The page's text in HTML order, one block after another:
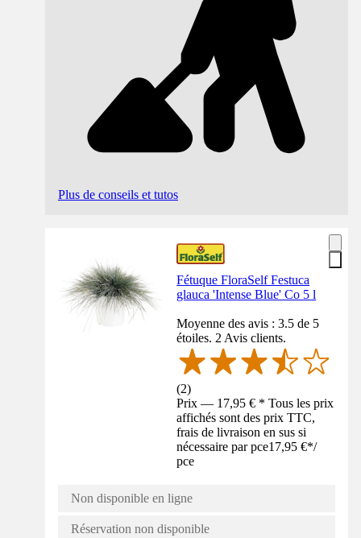
Plus de conseils et tutos
Fétuque FloraSelf Festuca
glauca 'Intense Blue' Co 5 l
Moyenne des avis : 3.5 de 5
étoiles. 2 Avis clients.
(2)
Prix — 17,95 € * Tous les prix
affichés sont des prix TTC,
frais de livraison en sus si
nécessaire par pce17,95 €*/
pce
Non disponible en ligne
Réservation non disponible